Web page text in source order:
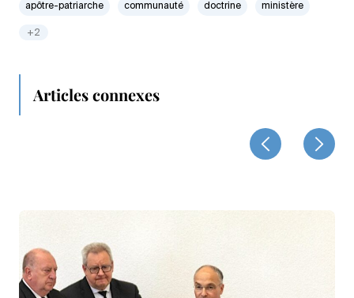
apôtre-patriarche communauté doctrine ministère
+2
Articles connexes